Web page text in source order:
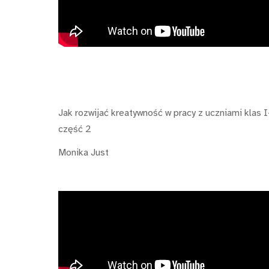
Jak rozwijać kreatywność w pracy z uczniami
część 2
Monika Just